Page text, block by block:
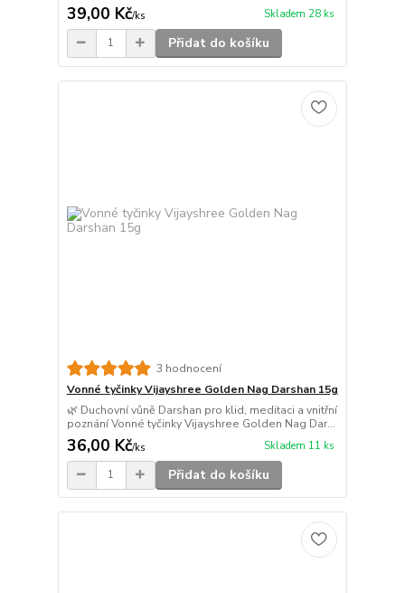
39,00 Kč/ks Skladem 28 ks
Přidat do košíku
3 hodnocení
Vonné tyčinky Vijayshree Golden Nag Darshan 15g
🌿 Duchovní vůně Darshan pro klid, meditaci a vnitřní
poznání Vonné tyčinky Vijayshree Golden Nag Dar...
36,00 Kč/ks Skladem 11 ks
Přidat do košíku